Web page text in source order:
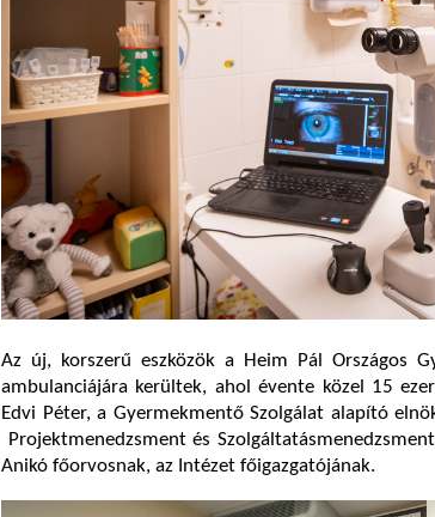
Az új, korszerű eszközök a Heim Pál Országos
ambulanciájára kerültek, ahol évente közel 15
Edvi Péter, a Gyermekmentő Szolgálat alapító
Projektmenedzsment és
Anikó főorvosnak, az Intézet főigazgatójának.